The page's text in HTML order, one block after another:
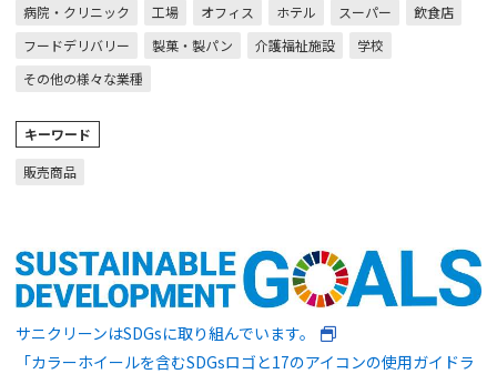
病院・クリニック
工場 オフィス ホテル スーパー
飲食店
フードデリバリー
製菓・製パン 介護福祉施設
学校
その他の様々な業種
キーワード
販売商品
サニクリーンはSDGsに取り組んでいます。
「カラーホイールを含むSDGsロゴと17のアイコンの使用ガイドラ